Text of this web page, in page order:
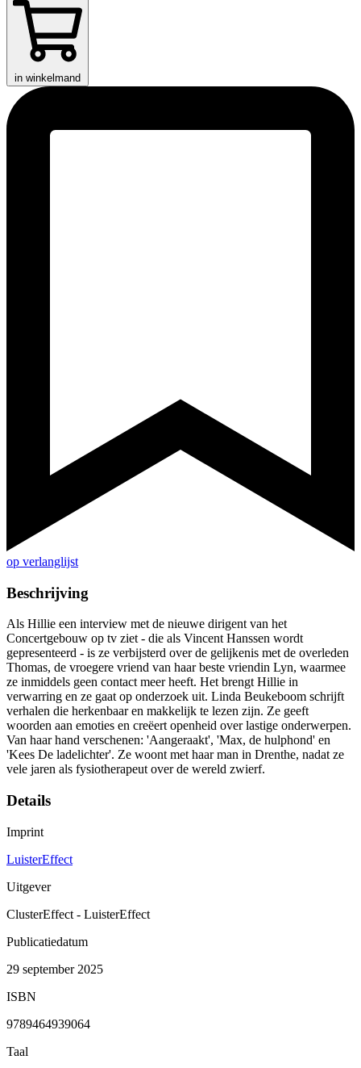
in winkelmand
op verlanglijst
Beschrijving
Als Hillie een interview met de nieuwe dirigent van het
Concertgebouw op tv ziet - die als Vincent Hanssen wordt
gepresenteerd - is ze verbijsterd over de gelijkenis met de overleden
Thomas, de vroegere vriend van haar beste vriendin Lyn, waarmee
ze inmiddels geen contact meer heeft. Het brengt Hillie in
verwarring en ze gaat op onderzoek uit. Linda Beukeboom schrijft
verhalen die herkenbaar en makkelijk te lezen zijn. Ze geeft
woorden aan emoties en creëert openheid over lastige onderwerpen.
Van haar hand verschenen: 'Aangeraakt', 'Max, de hulphond' en
'Kees De ladelichter'. Ze woont met haar man in Drenthe, nadat ze
vele jaren als fysiotherapeut over de wereld zwierf.
Details
Imprint
LuisterEffect
Uitgever
ClusterEffect - LuisterEffect
Publicatiedatum
29 september 2025
ISBN
9789464939064
Taal